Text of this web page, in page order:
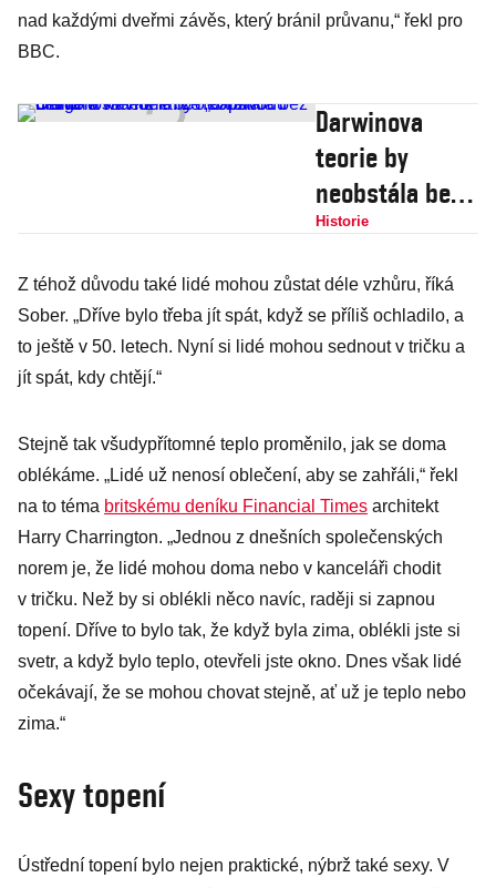
nad každými dveřmi závěs, který bránil průvanu,“ řekl pro
BBC.
Darwinova
teorie by
neobstála bez
Gregora
dalšího nevíte
o slavné knize
Historie
Z téhož důvodu také lidé mohou zůstat déle vzhůru, říká
Sober. „Dříve bylo třeba jít spát, když se příliš ochladilo, a
to ještě v 50. letech. Nyní si lidé mohou sednout v tričku a
jít spát, kdy chtějí.“
Stejně tak všudypřítomné teplo proměnilo, jak se doma
oblékáme. „Lidé už nenosí oblečení, aby se zahřáli,“ řekl
na to téma britskému deníku Financial Times architekt
Harry Charrington. „Jednou z dnešních společenských
norem je, že lidé mohou doma nebo v kanceláři chodit
v tričku. Než by si oblékli něco navíc, raději si zapnou
topení. Dříve to bylo tak, že když byla zima, oblékli jste si
svetr, a když bylo teplo, otevřeli jste okno. Dnes však lidé
očekávají, že se mohou chovat stejně, ať už je teplo nebo
zima.“
Sexy topení
Ústřední topení bylo nejen praktické, nýbrž také sexy. V